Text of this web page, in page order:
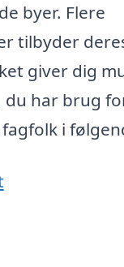
byer. Flere
tilbyder
giver dig
har brug
i